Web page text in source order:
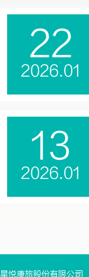
22
2026.01
13
2026.01
星悦康旅股份有限公司